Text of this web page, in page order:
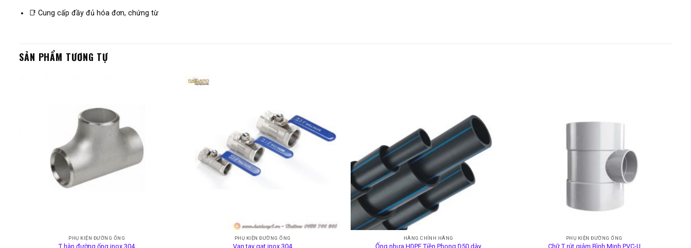
📑 Cung cấp đầy đủ hóa đơn, chứng từ
SẢN PHẨM TƯƠNG TỰ
PHỤ KIỆN ĐƯỜNG ỐNG
T hàn đường ống inox 304
PHỤ KIỆN ĐƯỜNG ỐNG
Van tay gạt inox 304
HÀNG CHÍNH HÃNG
Ống nhựa HDPE Tiền Phong D50 dày
PHỤ KIỆN ĐƯỜNG ỐNG
Chữ T rút giảm Bình Minh PVC-U